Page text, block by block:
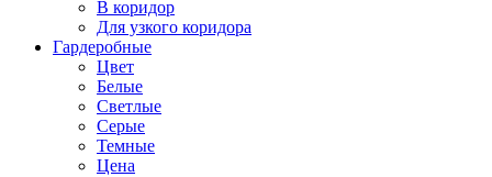
В коридор
Для узкого коридора
Гардеробные
Цвет
Белые
Светлые
Серые
Темные
Цена